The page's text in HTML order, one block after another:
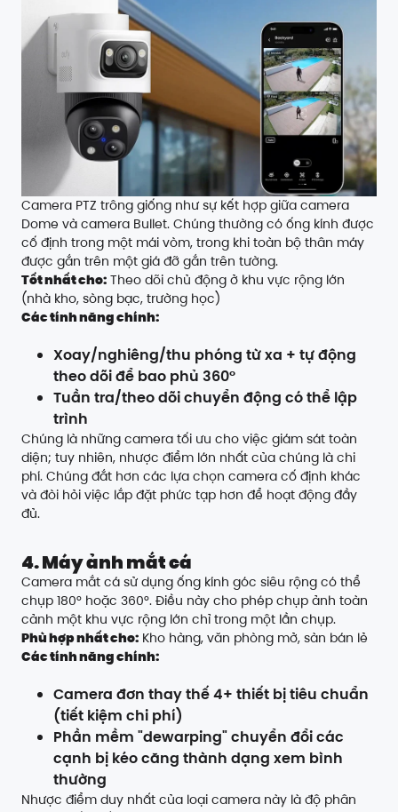
Camera PTZ trông giống như sự kết hợp giữa camera
Dome và camera Bullet. Chúng thường có ống kính được
cố định trong một mái vòm, trong khi toàn bộ thân máy
được gắn trên một giá đỡ gắn trên tường.
Tốt nhất cho: Theo dõi chủ động ở khu vực rộng lớn
(nhà kho, sòng bạc, trường học)
Các tính năng chính:
Xoay/nghiêng/thu phóng từ xa + tự động
theo dõi để bao phủ 360°
Tuần tra/theo dõi chuyển động có thể lập
trình
Chúng là những camera tối ưu cho việc giám sát toàn
diện; tuy nhiên, nhược điểm lớn nhất của chúng là chi
phí. Chúng đắt hơn các lựa chọn camera cố định khác
và đòi hỏi việc lắp đặt phức tạp hơn để hoạt động đầy
đủ.
4. Máy ảnh mắt cá
Camera mắt cá sử dụng ống kính góc siêu rộng có thể
chụp 180° hoặc 360°. Điều này cho phép chụp ảnh toàn
cảnh một khu vực rộng lớn chỉ trong một lần chụp.
Phù hợp nhất cho: Kho hàng, văn phòng mở, sàn bán lẻ
Các tính năng chính:
Camera đơn thay thế 4+ thiết bị tiêu chuẩn
(tiết kiệm chi phí)
Phần mềm "dewarping" chuyển đổi các
cạnh bị kéo căng thành dạng xem bình
thường
Nhược điểm duy nhất của loại camera này là độ phân